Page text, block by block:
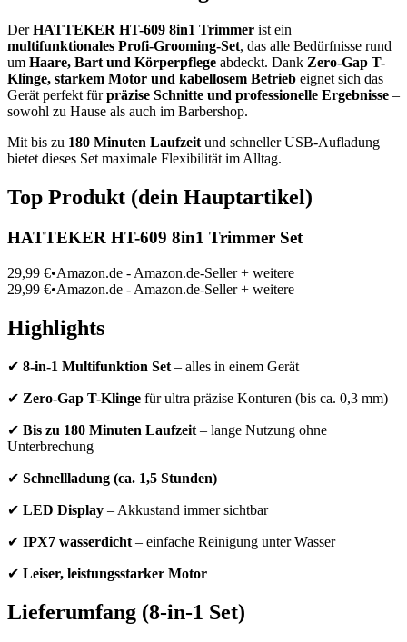
DerHATTEKER HT-609 8in1 Trimmer ist ein
multifunktionales Profi-Grooming-Set, das alle Bedürfnisse rund
um Haare, Bart und Körperpflege abdeckt. Dank Zero-Gap T-
Klinge, starkem Motor und kabellosem Betrieb eignet sich das
Gerät perfekt fürpräzise Schnitte und professionelle Ergebnisse –
sowohl zu Hause als auch im Barbershop.
Mit bis zu 180 Minuten Laufzeit und schneller USB-Aufladung
bietet dieses Set maximale Flexibilität im Alltag.
Top Produkt (dein Hauptartikel)
HATTEKER HT-609 8in1 Trimmer Set
29,99 €•Amazon.de - Amazon.de-Seller + weitere
29,99 €•Amazon.de - Amazon.de-Seller + weitere
Highlights
✔ 8-in-1 Multifunktion Set– alles in einem Gerät
✔ Zero-Gap T-Klinge für ultra präzise Konturen (bis ca. 0,3 mm)
✔ Bis zu 180 Minuten Laufzeit– lange Nutzung ohne
Unterbrechung
✔ Schnellladung (ca. 1,5 Stunden)
✔ LED Display – Akkustand immer sichtbar
✔ IPX7 wasserdicht– einfache Reinigung unter Wasser
✔ Leiser, leistungsstarker Motor
Lieferumfang (8-in-1 Set)